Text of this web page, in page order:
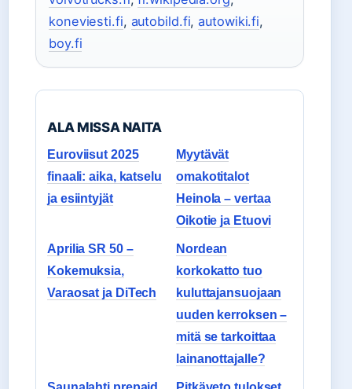
koneviesti.fi, autobild.fi,autowiki.fi,
boy.fi
ALA MISSA NAITA
Euroviisut 2025
finaali: aika, katselu
ja esiintyjät
Myytävät
omakotitalot
Heinola – vertaa
Oikotie ja Etuovi
Aprilia SR 50 –
Kokemuksia,
Varaosat ja DiTech
Nordean
korkokatto tuo
kuluttajansuojaan
uuden kerroksen –
mitä se tarkoittaa
lainanottajalle?